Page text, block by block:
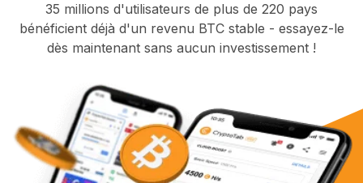
35 millions d'utilisateurs de plus de 220 pays
bénéficient déjà d'un revenu BTC stable - essayez-le
dès maintenant sans aucun investissement !